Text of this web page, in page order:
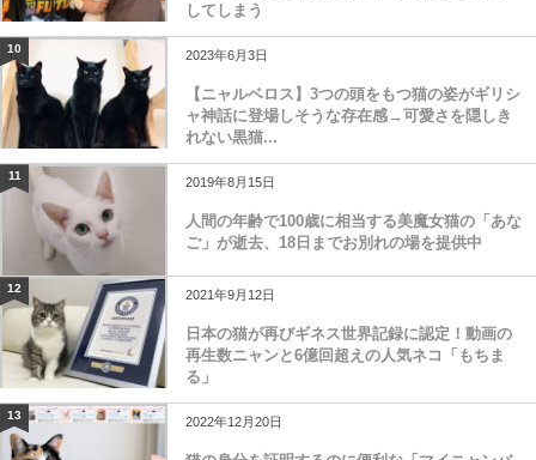
してしまう
10 2023年6月3日
【ニャルベロス】3つの頭をもつ猫の姿がギリシ
ャ神話に登場しそうな存在感→可愛さを隠しき
れない黒猫...
11 2019年8月15日
人間の年齢で100歳に相当する美魔女猫の「あな
ご」が逝去、18日までお別れの場を提供中
12 2021年9月12日
日本の猫が再びギネス世界記録に認定！動画の
再生数ニャンと6億回超えの人気ネコ「もちま
る」
13 2022年12月20日